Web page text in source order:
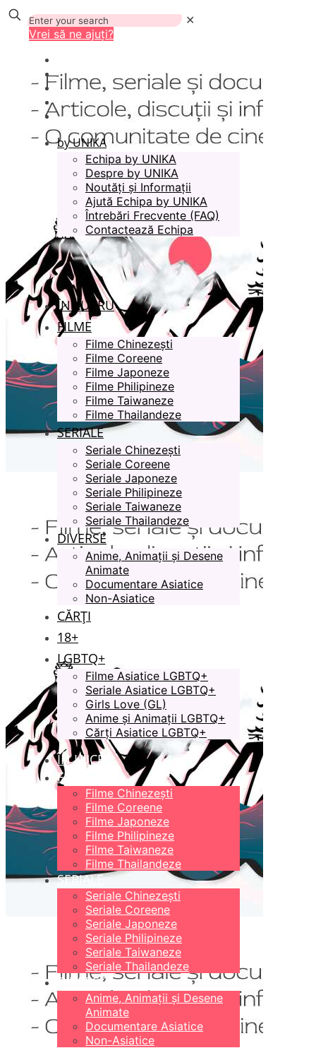
✕
Vrei să ne ajuți?
by UNIKA
Echipa by UNIKA
Despre by UNIKA
Noutăți și Informații
Ajută Echipa by UNIKA
Întrebări Frecvente (FAQ)
Contactează Echipa
ÎN LUCRU
FILME
Filme Chinezești
Filme Coreene
Filme Japoneze
Filme Philipineze
Filme Taiwaneze
Filme Thailandeze
SERIALE
Seriale Chinezești
Seriale Coreene
Seriale Japoneze
Seriale Philipineze
Seriale Taiwaneze
Seriale Thailandeze
DIVERSE
Anime, Animații și Desene
Animate
Documentare Asiatice
Non-Asiatice
CĂRȚI
18+
LGBTQ+
Filme Asiatice LGBTQ+
Seriale Asiatice LGBTQ+
Girls Love (GL)
Anime și Animații LGBTQ+
Cărți Asiatice LGBTQ+
ÎN LUCRU
FILME
Filme Chinezești
Filme Coreene
Filme Japoneze
Filme Philipineze
Filme Taiwaneze
Filme Thailandeze
SERIALE
Seriale Chinezești
Seriale Coreene
Seriale Japoneze
Seriale Philipineze
Seriale Taiwaneze
Seriale Thailandeze
DIVERSE
Anime, Animații și Desene
Animate
Documentare Asiatice
Non-Asiatice